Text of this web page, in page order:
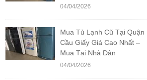
04/04/2026
Mua Tủ Lạnh Cũ Tại Quận
Cầu Giấy Giá Cao Nhất –
Mua Tại Nhà Dân
04/04/2026